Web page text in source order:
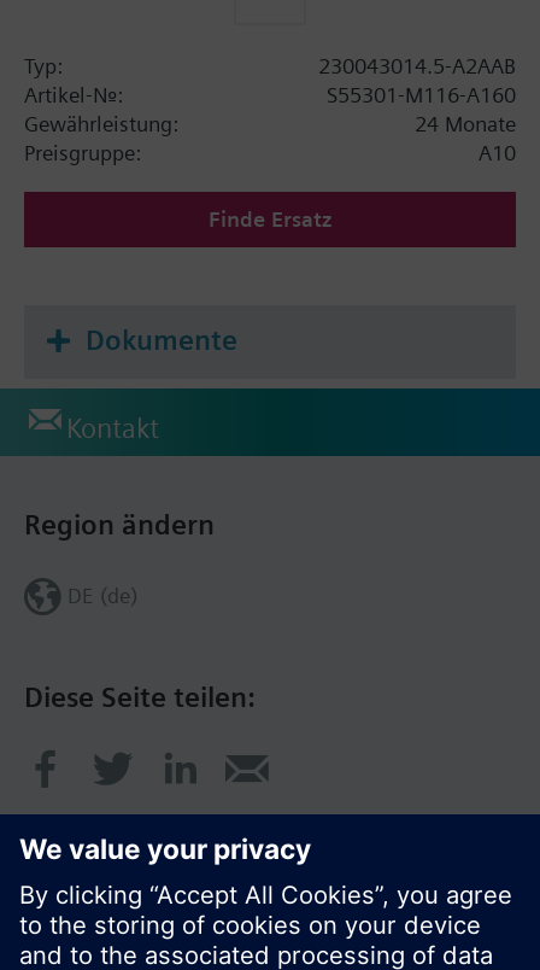
Typ:
230043014.5-A2AAB
Artikel-Nr.:
S55301-M116-A160
Gewährleistung:
24 Monate
Preisgruppe:
A10
Finde Ersatz
Dokumente
Kontakt
Diese Seite teilen:
Region ändern
DE (de)